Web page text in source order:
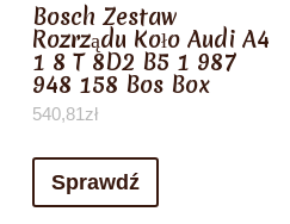
Bosch Zestaw
Rozrządu Koło Audi A4
1 8 T 8D2 B5 1 987
948 158 Bos Box
540,81 zł
Sprawdź